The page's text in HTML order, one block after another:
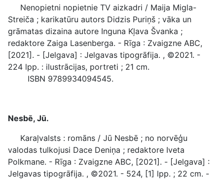
Nenopietni nopietnie TV aizkadri / Maija Migla-
Streiča ; karikatūru autors Didzis Puriņš ; vāka un
grāmatas dizaina autore Inguna Kļava Švanka ;
redaktore Zaiga Lasenberga. - Rīga : Zvaigzne ABC,
[2021]. - [Jelgava] : Jelgavas tipogrāfija. , ©2021. -
224 lpp. : ilustrācijas, portreti ; 21 cm.
ISBN 9789934094545.
Nesbē, Jū.
Karaļvalsts : romāns / Jū Nesbē ; no norvēģu
valodas tulkojusi Dace Deniņa ; redaktore Iveta
Polkmane. - Rīga : Zvaigzne ABC, [2021]. - [Jelgava] :
Jelgavas tipogrāfija. , ©2021. - 524, [1] lpp. ; 22 cm. -